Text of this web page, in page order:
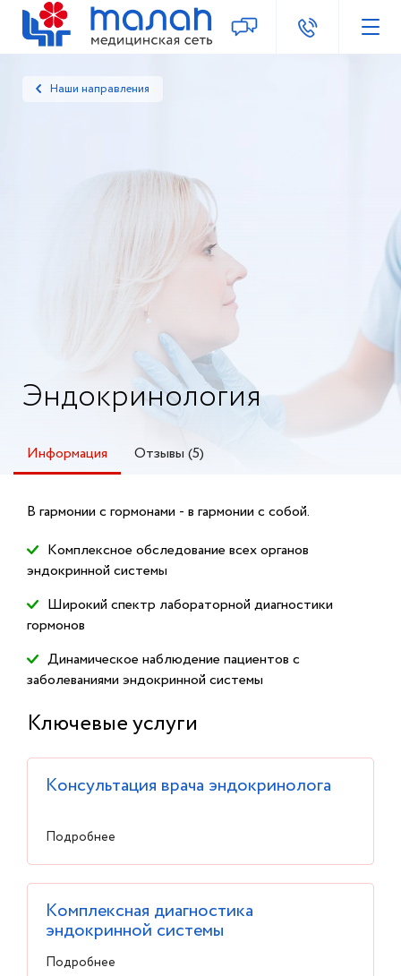
Наши направления
Эндокринология
Информация Отзывы (5)
В гармонии с гормонами - в гармонии с собой.
Комплексное обследование всех органов
эндокринной системы
Широкий спектр лабораторной диагностики
гормонов
Динамическое наблюдение пациентов с
заболеваниями эндокринной системы
Ключевые услуги
Консультация врача эндокринолога
Подробнее
Комплексная диагностика
эндокринной системы
Подробнее